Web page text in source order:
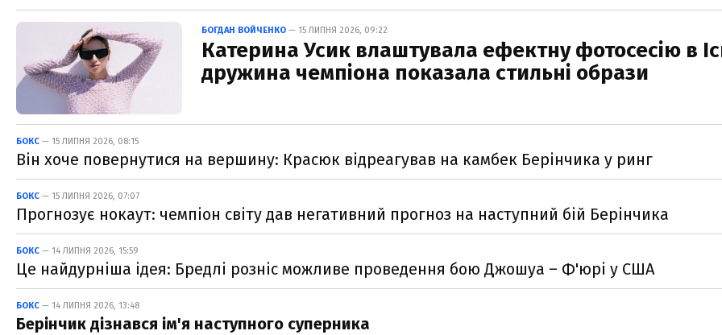
БОГДАН ВОЙЧЕНКО — 15 ЛИПНЯ 2026, 09:22
Катерина Усик влаштувала ефектну фотосесію в
дружина чемпіона показала стильні образи
БОКС — 15 ЛИПНЯ 2026, 08:15
Він хоче повернутися на вершину: Красюк відреагував на камбек Берінчика у ринг
БОКС — 15 ЛИПНЯ 2026, 07:07
Прогнозує нокаут: чемпіон світу дав негативний прогноз на наступний бій Берінчика
БОКС — 14 ЛИПНЯ 2026, 15:59
Це найдурніша ідея: Бредлі розніс можливе проведення бою Джошуа – Ф'юрі у США
БОКС — 14 ЛИПНЯ 2026, 13:48
Берінчик дізнався ім'я наступного суперника